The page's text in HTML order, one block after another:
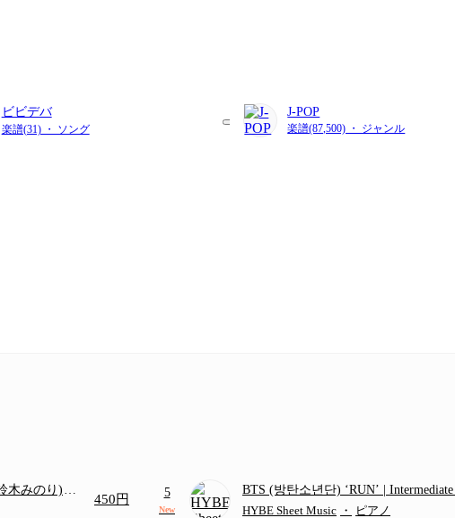
ビビデバ
楽譜(31) ・ ソング
J-POP
楽譜(87,500) ・ ジャンル
木みのり)
/『映画ち
450円 5
New
BTS (방탄소년단) ‘RUN’ | Intermediate
HYBE Sheet Music ・ ピアノ